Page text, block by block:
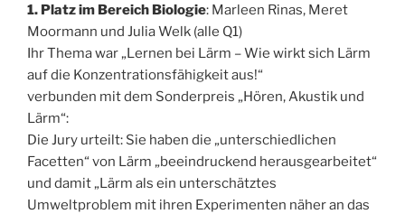
1. Platz im Bereich Biologie: Marleen Rinas, Meret
Moormann und Julia Welk (alle Q1)
Ihr Thema war „Lernen bei Lärm – Wie wirkt sich Lärm
auf die Konzentrationsfähigkeit aus!“
verbunden mit dem Sonderpreis „Hören, Akustik und
Lärm“:
Die Jury urteilt: Sie haben die „unterschiedlichen
Facetten“ von Lärm „beeindruckend herausgearbeitet“
und damit „Lärm als ein unterschätztes
Umweltproblem mit ihren Experimenten näher an das